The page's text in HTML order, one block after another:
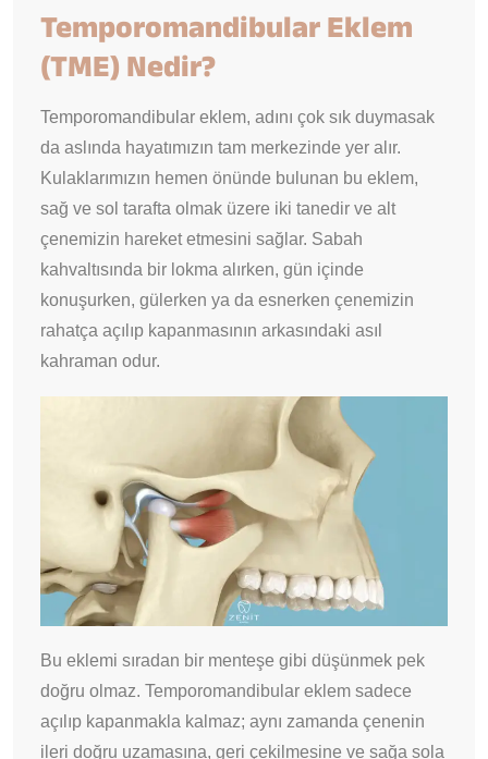
Temporomandibular Eklem
(TME) Nedir?
Temporomandibular eklem, adını çok sık duymasak
da aslında hayatımızın tam merkezinde yer alır.
Kulaklarımızın hemen önünde bulunan bu eklem,
sağ ve sol tarafta olmak üzere iki tanedir ve alt
çenemizin hareket etmesini sağlar. Sabah
kahvaltısında bir lokma alırken, gün içinde
konuşurken, gülerken ya da esnerken çenemizin
rahatça açılıp kapanmasının arkasındaki asıl
kahraman odur.
Bu eklemi sıradan bir menteşe gibi düşünmek pek
doğru olmaz. Temporomandibular eklem sadece
açılıp kapanmakla kalmaz; aynı zamanda çenenin
ileri doğru uzamasına, geri çekilmesine ve sağa sola